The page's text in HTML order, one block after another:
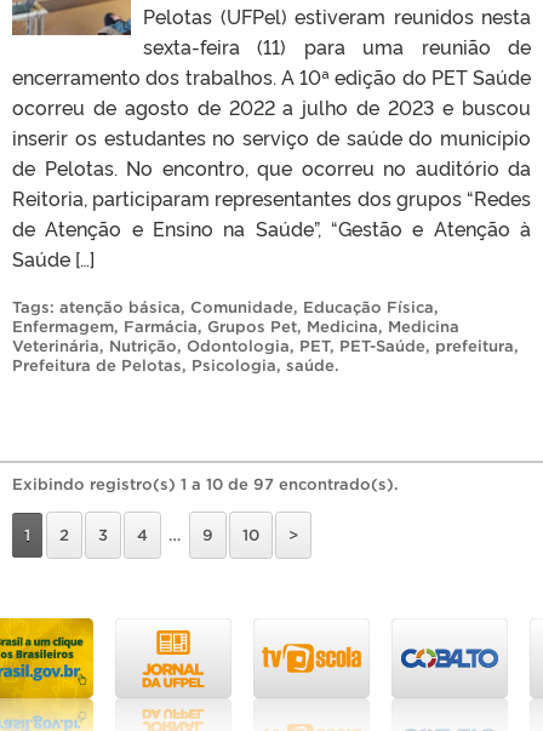
Pelotas (UFPel) estiveram reunidos nesta
sexta-feira (11) para uma reunião de
encerramento dos trabalhos. A 10ª edição do PET Saúde
ocorreu de agosto de 2022 a julho de 2023 e buscou
inserir os estudantes no serviço de saúde do município
de Pelotas. No encontro, que ocorreu no auditório da
Reitoria, participaram representantes dos grupos “Redes
de Atenção e Ensino na Saúde”, “Gestão e Atenção à
Saúde […]
Tags: atenção básica, Comunidade, Educação Física,
Enfermagem, Farmácia, Grupos Pet, Medicina, Medicina
Veterinária, Nutrição, Odontologia, PET, PET-Saúde, prefeitura,
Prefeitura de Pelotas, Psicologia, saúde.
Exibindo registro(s) 1 a 10 de 97 encontrado(s).
1 2 3 4 … 9 10 >